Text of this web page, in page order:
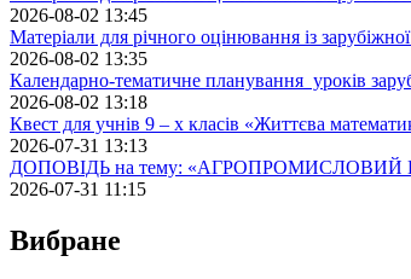
2026-08-02 13:45
Матеріали для річного оцінювання із
2026-08-02 13:35
Календарно-тематичне планування уроків
2026-08-02 13:18
Квест для учнів 9 – х класів «Життєва
2026-07-31 13:13
ДОПОВІДЬ на тему:
2026-07-31 11:15
Вибране